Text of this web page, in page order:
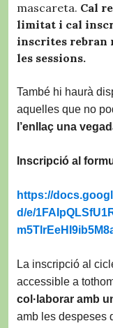
mascareta. Cal
limitat i cal
inscrites rebran
les sessions.
També hi haurà
aquelles que no
l’enllaç una
Inscripció al
https://
d/e/
La inscripció al
accessible a
col·laborar amb
amb les despeses